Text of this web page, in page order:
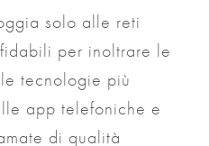
solo alle reti
per inoltrare le
tecnologie più
app telefoniche e
di qualità